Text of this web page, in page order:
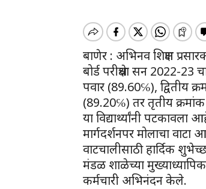
बाणेर : अभिनव शिक्षण
बोर्ड परीक्षेचा सन 2022-
पवार (89.60℅), द्वितीय
(89.20℅) तर तृतीय
या विद्यार्थ्यांनी
मार्गदर्शनपर मोलाचा
वाटचालीसाठी हार्दिक
मंडळ शाळेच्या
कर्मचारी अभिनंदन केले.